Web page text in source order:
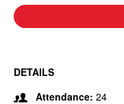
DETAILS
Attendance: 24